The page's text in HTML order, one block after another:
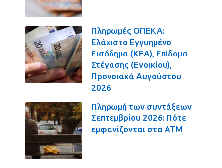
Πληρωμές ΟΠΕΚΑ:
Ελάχιστο Εγγυημένο
Εισόδημα (ΚΕΑ), Επίδομα
Στέγασης (Ενοικίου),
Προνοιακά Αυγούστου
2026
Πληρωμή των συντάξεων
Σεπτεμβρίου 2026: Πότε
εμφανίζονται στα ΑΤΜ